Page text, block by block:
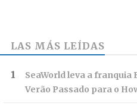
LAS MÁS LEÍDAS
SeaWorld leva a franquia
Verão Passado para o